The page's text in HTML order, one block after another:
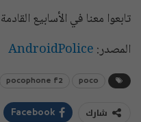
تابعوا معنا في الأسابيع
المصدر: AndroidPolice
poco
pocophone f2
شارك Facebook